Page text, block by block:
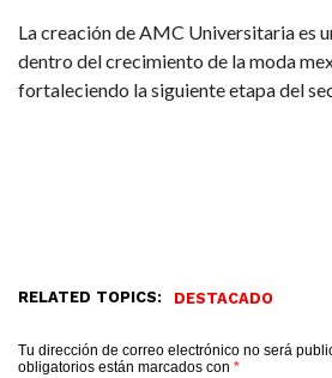
La creación de AMC Universitaria es
dentro del crecimiento de la moda
fortaleciendo la siguiente etapa del
RELATED TOPICS: DESTACADO
Tu dirección de correo electrónico no será
obligatorios están marcados con *